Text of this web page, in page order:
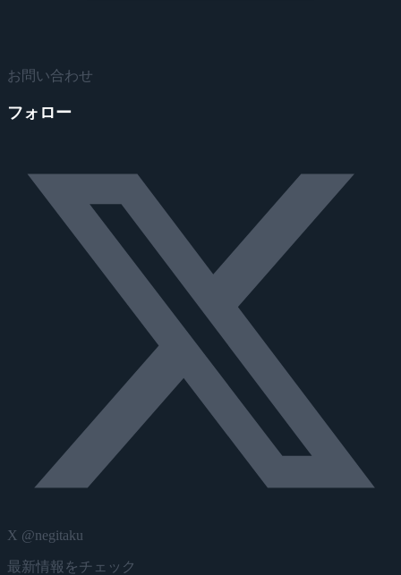
お問い合わせ
フォロー
X @negitaku
最新情報をチェック